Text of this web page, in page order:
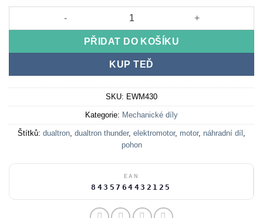
Motor axle fixing washer Dualtron Thunder 3 množství
PŘIDAT DO KOŠÍKU
KUP TEĎ
SKU: EWM430
Kategorie: Mechanické díly
Štítků: dualtron, dualtron thunder, elektromotor, motor, náhradní díl ,
pohon
EAN
8435764432125